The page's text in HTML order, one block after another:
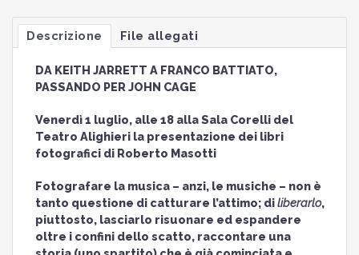
Descrizione File allegati
DA KEITH JARRETT A FRANCO BATTIATO,
PASSANDO PER JOHN CAGE
Venerdì 1 luglio, alle 18 alla Sala Corelli del
Teatro Alighieri la presentazione dei libri
fotografici di Roberto Masotti
Fotografare la musica – anzi, le musiche – non è
tanto questione di catturare l’attimo; diliberarlo,
piuttosto, lasciarlo risuonare ed espandere
oltre i confini dello scatto, raccontare una